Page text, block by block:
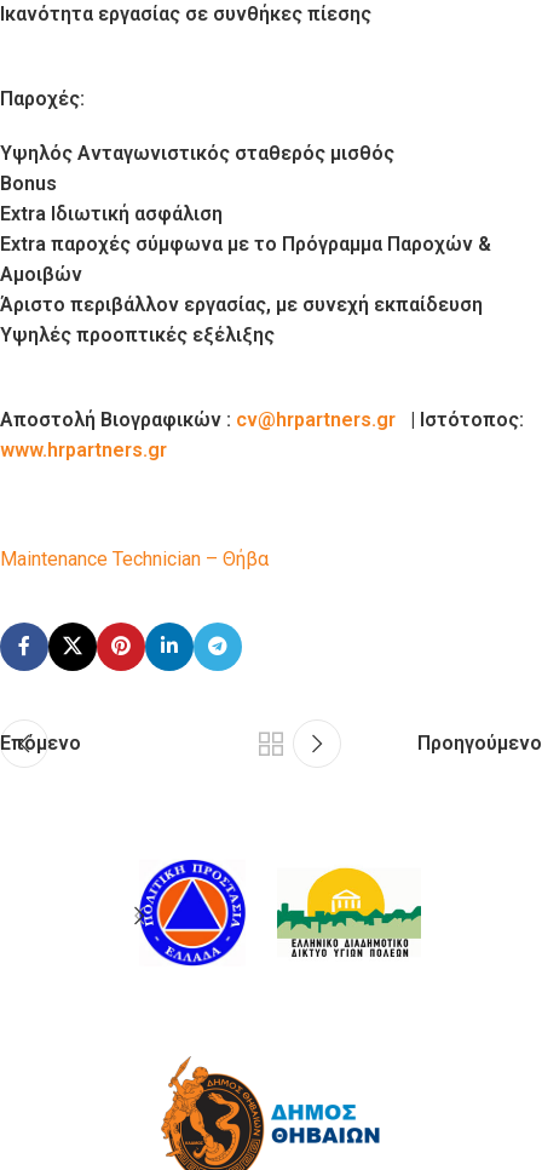
Ικανότητα εργασίας σε συνθήκες πίεσης
Παροχές:
Υψηλός Ανταγωνιστικός σταθερός μισθός
Bonus
Extra Ιδιωτική ασφάλιση
Extra παροχές σύμφωνα με το Πρόγραμμα Παροχών &
Αμοιβών
Άριστο περιβάλλον εργασίας, με συνεχή εκπαίδευση
Υψηλές προοπτικές εξέλιξης
Αποστολή Βιογραφικών : cv@hrpartners.gr | Ιστότοπος:
www.hrpartners.gr
Maintenance Technician – Θήβα
Επόμενο Προηγούμενο